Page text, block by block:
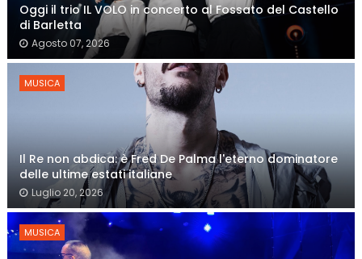
Oggi il trio IL VOLO in concerto al Fossato del Castello
di Barletta
Agosto 07, 2026
MUSICA
Il Re non abdica: è Fred De Palma l'eterno dominatore
delle ultime estati italiane
Luglio 20, 2026
MUSICA